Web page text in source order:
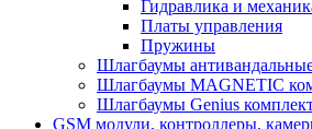
Гидравлика и
Платы управления
Пружины
Шлагбаумы
Шлагбаумы MAGNETIC
Шлагбаумы Genius
GSM модули, контроллеры,